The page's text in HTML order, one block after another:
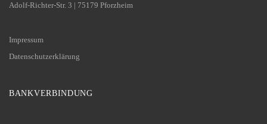
Adolf-Richter-Str. 3 | 75179 Pforzheim
Impressum
Datenschutzerklärung
BANKVERBINDUNG